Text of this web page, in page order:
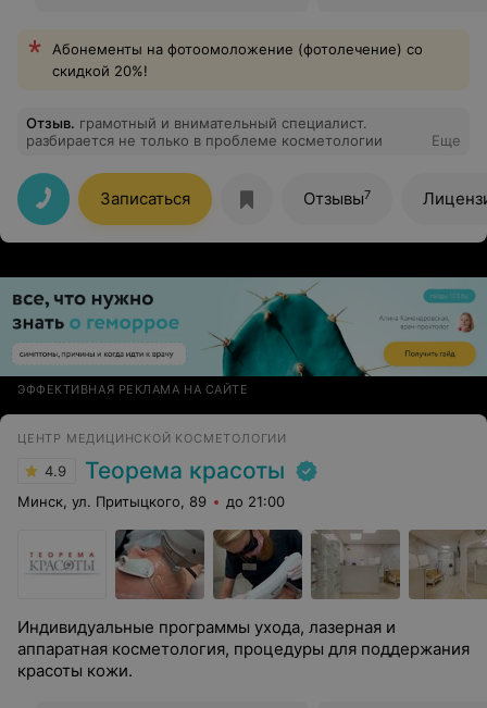
Абонементы на фотоомоложение (фотолечение) со
скидкой 20%!
Отзыв. грамотный и внимательный специалист.
разбирается не только в проблеме косметологии
Еще
Записаться Отзывы7
ЭФФЕКТИВНАЯ РЕКЛАМА НА САЙТЕ
ЦЕНТР МЕДИЦИНСКОЙ КОСМЕТОЛОГИИ
4.9 Теорема красоты
Минск, ул. Притыцкого, 89 до 21:00
Индивидуальные программы ухода, лазерная и
аппаратная косметология, процедуры для поддержания
красоты кожи.